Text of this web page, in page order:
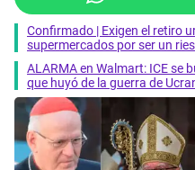
Confirmado | Exigen el retiro
supermercados por ser un
ALARMA en Walmart: ICE se
que huyó de la guerra de